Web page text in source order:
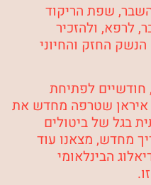
שפת הריקוד
לרפא, ולהזכיר
החזק והחיוני
חודשיים לפתיחת
שטרפה מחדש את
בגל של ביטולים
מחדש, מצאנו עוד
הבינלאומי